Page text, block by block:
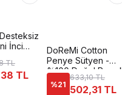
İnci
TL
TL
DoReMi Cotton
Penye Sütyen -
%100 Doğal Pamuk
%21
633,10 TL
502,31 TL